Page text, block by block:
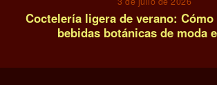
Coctelería ligera de verano:
bebidas botánicas de moda